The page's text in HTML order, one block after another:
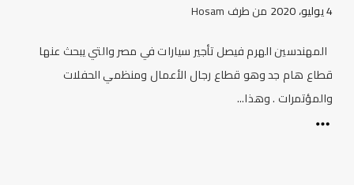
4 يوليو، 2020 من طرف Hosam
المهندسين الهرم فيصل تأجير سيارات في مصر والتي يبحث عنها
قطاع هام جد وهو قطاع رجال الأعمال ومنظمي الحفلات
والمؤتمرات . وهذا...